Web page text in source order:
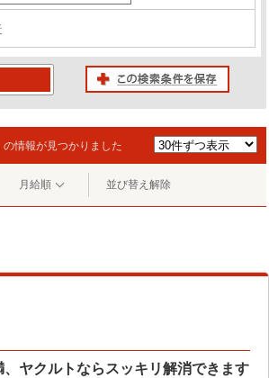
の情報が見つかりました
月給順 並び替え解除
ヤクルトならスッキリ解消できます